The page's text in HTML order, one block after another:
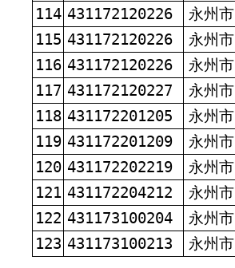
114 431172120226 永州市
115 431172120226 永州市
116 431172120226 永州市
117 431172120227 永州市
118 431172201205 永州市
119 431172201209 永州市
120 431172202219 永州市
121 431172204212 永州市
122 431173100204 永州市
123 431173100213 永州市